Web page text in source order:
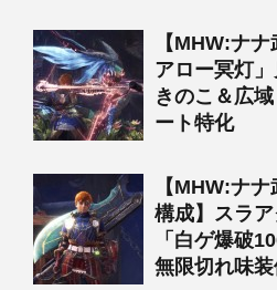
【MHW:ナ
アロー冥灯
きのこ＆広
ート特化
【MHW:ナ
構成】スラ
「白ゲ爆破
無限切れ味